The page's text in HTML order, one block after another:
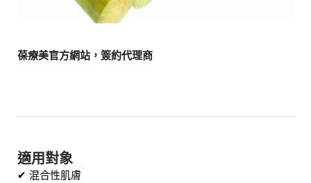
葆療美官方網站，簽約代理商
適用對象
✔ 混合性肌膚